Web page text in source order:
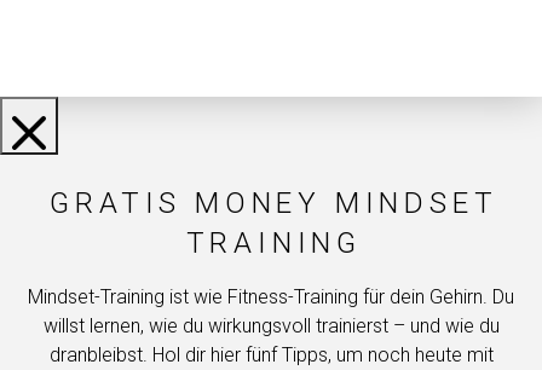
GRATIS MONEY MINDSET
TRAINING
Mindset-Training ist wie Fitness-Training für dein Gehirn. Du
willst lernen, wie du wirkungsvoll trainierst – und wie du
dranbleibst. Hol dir hier fünf Tipps, um noch heute mit